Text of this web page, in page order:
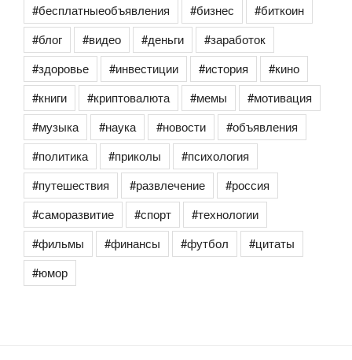
#бесплатныеобъявления
#бизнес
#биткоин
#блог
#видео #деньги
#заработок
#здоровье
#инвестиции #история
#кино
#книги
#криптовалюта #мемы
#мотивация
#музыка
#наука #новости
#объявления
#политика
#приколы
#психология
#путешествия
#развлечение
#россия
#саморазвитие
#спорт
#технологии
#фильмы
#финансы #футбол
#цитаты
#юмор